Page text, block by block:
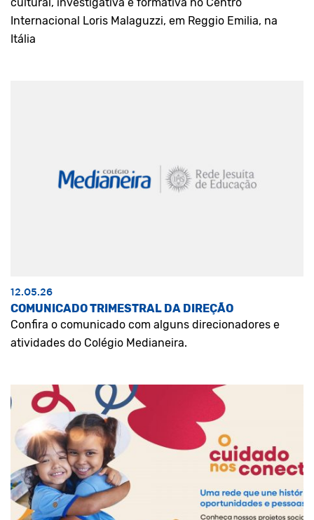
Internacional Loris Malaguzzi, em Reggio Emilia, na
Itália
12.05.26
COMUNICADO TRIMESTRAL DA DIREÇÃO
Confira o comunicado com alguns direcionadores e
atividades do Colégio Medianeira.